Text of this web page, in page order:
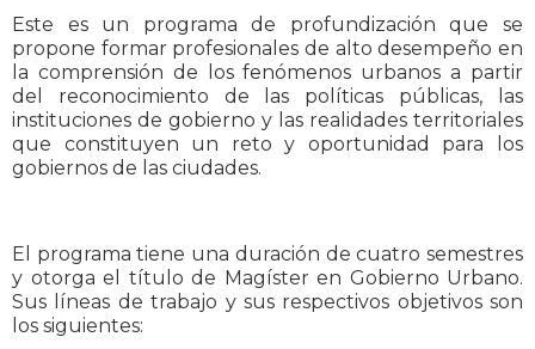
Este es un programa de profundización que se
propone formar profesionales de alto desempeño en
la comprensión de los fenómenos urbanos a partir
del reconocimiento de las políticas públicas, las
instituciones de gobierno y las realidades territoriales
que constituyen un reto y oportunidad para los
gobiernos de las ciudades.
El programa tiene una duración de cuatro semestres
y otorga el título de Magíster en Gobierno Urbano.
Sus líneas de trabajo y sus respectivos objetivos son
los siguientes: